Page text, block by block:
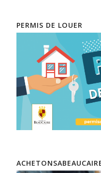
PERMIS DE LOUER